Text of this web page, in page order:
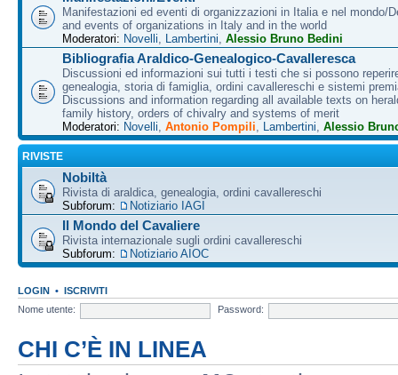
Manifestazioni ed eventi di organizzazioni in Italia e nel mondo/
and events of organizations in Italy and in the world
Moderatori: Novelli Lambertini Alessio Bruno Bedini
Bibliografia Araldico-Genealogico-Cavalleresca
Discussioni ed informazioni sui tutti i testi che si possono
genealogia, storia di famiglia, ordini cavallereschi e sistemi
Discussions and information regarding all available texts on
family history, orders of chivalry and systems of merit
Moderatori: Novelli Antonio Pompili Lambertini Alessio
RIVISTE
Nobiltà
Rivista di araldica, genealogia, ordini cavallereschi
Subforum:
Notiziario IAGI
Il Mondo del Cavaliere
Rivista internazionale sugli ordini cavallereschi
Subforum:
Notiziario AIOC
LOGIN • ISCRIVITI
Nome utente:
Password:
CHI C’È IN LINEA